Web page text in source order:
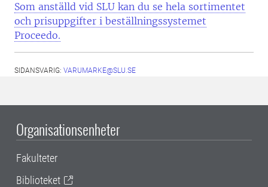
Som anställd vid SLU kan du se hela sortimentet
och prisuppgifter i beställningssystemet
Proceedo.
SIDANSVARIG: VARUMARKE@SLU.SE
Organisationsenheter
Fakulteter
Biblioteket